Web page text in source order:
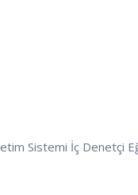
Sistemi İç Denetçi